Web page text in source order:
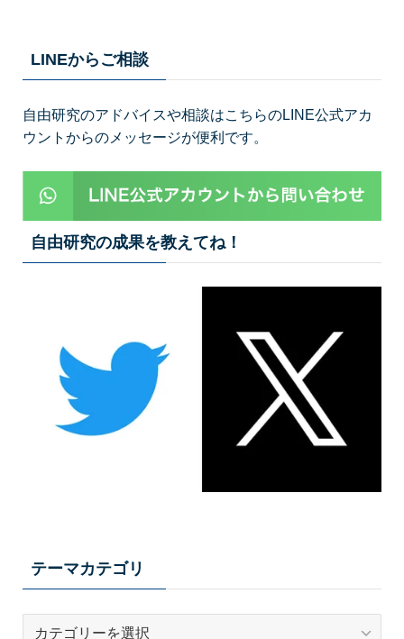
LINEからご相談
自由研究のアドバイスや相談はこちらのLINE公式アカ
ウントからのメッセージが便利です。
自由研究の成果を教えてね！
テーマカテゴリ